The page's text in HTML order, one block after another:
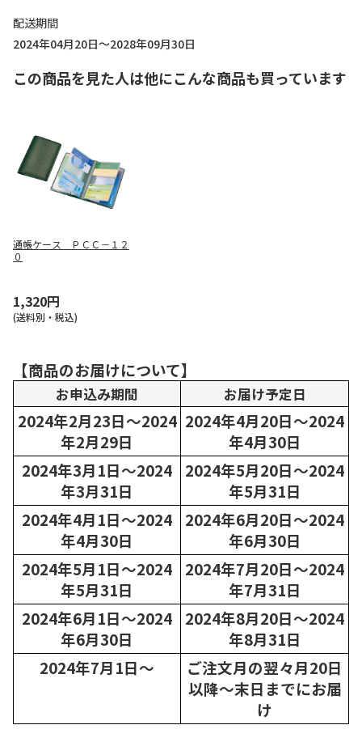
配送期間
2024年04月20日～2028年09月30日
この商品を見た人は他にこんな商品も買っています
通帳ケース ＰＣＣ－１２
０
1,320円
(送料別・税込)
【商品のお届けについて】
お申込み期間 お届け予定日
2024年2月23日～2024
年2月29日
2024年4月20日～2024
年4月30日
2024年3月1日～2024
年3月31日
2024年5月20日～2024
年5月31日
2024年4月1日～2024
年4月30日
2024年6月20日～2024
年6月30日
2024年5月1日～2024
年5月31日
2024年7月20日～2024
年7月31日
2024年6月1日～2024
年6月30日
2024年8月20日～2024
年8月31日
2024年7月1日～
ご注文月の翌々月20日
以降～末日までにお届
け